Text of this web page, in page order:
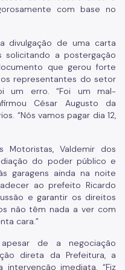
com base no
divulgação de uma carta
solicitando a postergação
que gerou forte
representantes do setor
um erro. “Foi um mal-
César Augusto da
“Nós vamos pagar dia 12,
Valdemir dos
do poder público e
garagens ainda na noite
ao prefeito Ricardo
e garantir os direitos
não têm nada a ver com
cara.”
de a negociação
direta da Prefeitura, a
intervenção imediata. “Fiz